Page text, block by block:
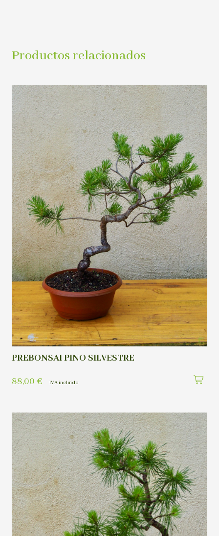
Productos relacionados
PREBONSAI PINO SILVESTRE
88,00 € IVA incluído